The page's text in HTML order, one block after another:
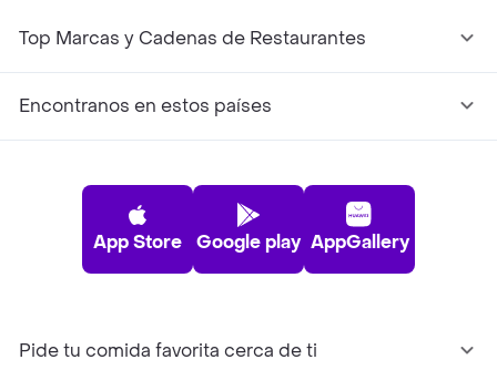
Top Marcas y Cadenas de Restaurantes
Encontranos en estos países
App Store Google play AppGallery
Pide tu comida favorita cerca de ti